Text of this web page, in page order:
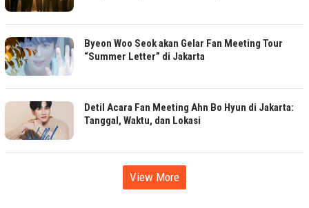
Byeon Woo Seok akan Gelar Fan Meeting Tour
“Summer Letter” di Jakarta
Detil Acara Fan Meeting Ahn Bo Hyun di Jakarta:
Tanggal, Waktu, dan Lokasi
View More